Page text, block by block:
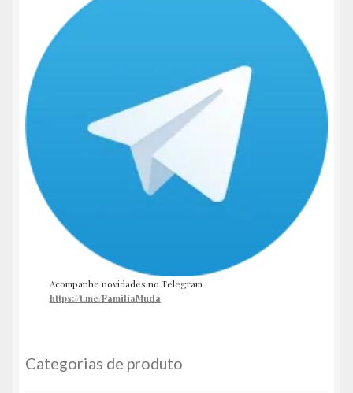
Acompanhe novidades no Telegram
https://t.me/FamiliaMuda
Categorias de produto